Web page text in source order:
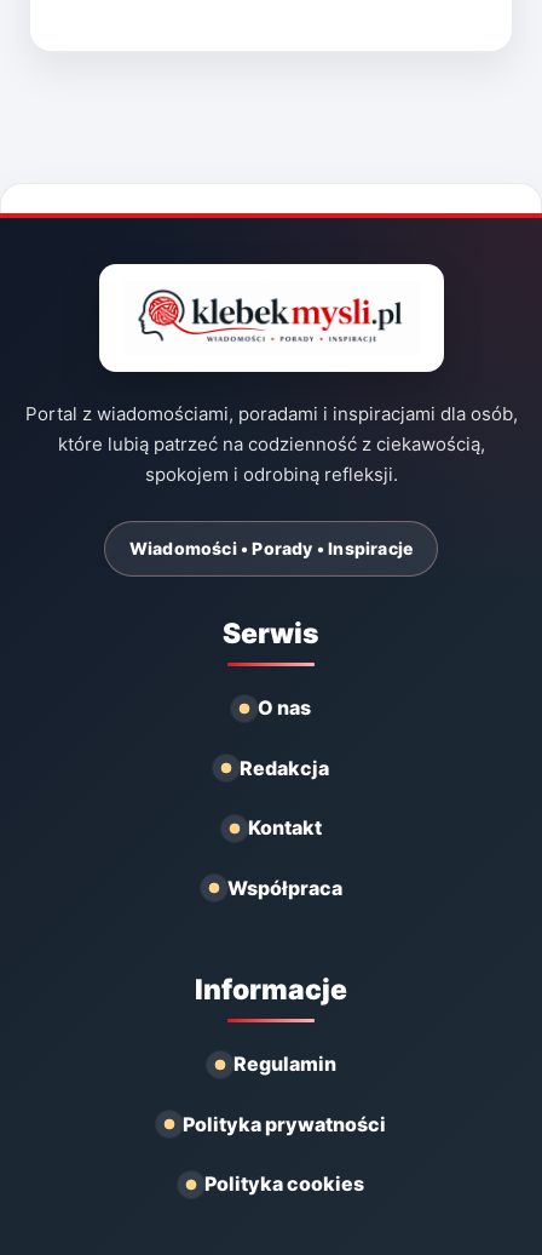
Portal z wiadomościami, poradami i inspiracjami dla osób,
które lubią patrzeć na codzienność z ciekawością,
spokojem i odrobiną refleksji.
Wiadomości • Porady • Inspiracje
Serwis
O nas
Redakcja
Kontakt
Współpraca
Informacje
Regulamin
Polityka prywatności
Polityka cookies